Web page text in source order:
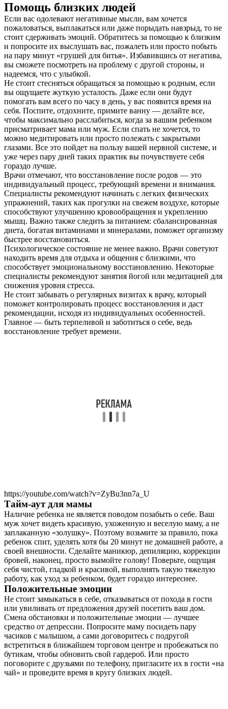
Помощь близких людей
Если вас одолевают негативные мысли, вам хочется
пожаловаться, выплакаться или даже порыдать навзрыд, то не
стоит сдерживать эмоций. Обратитесь за помощью к близким
и попросите их выслушать вас, пожалеть или просто побыть
на пару минут «грушей для битья». Избавившись от негатива,
вы сможете посмотреть на проблему с другой стороны, и
надеемся, что с улыбкой.
Не стоит стесняться обращаться за помощью к родным, если
вы ощущаете жуткую усталость. Даже если они будут
помогать вам всего по часу в день, у вас появится время на
себя. Поспите, отдохните, примите ванну — делайте все,
чтобы максимально расслабиться, когда за вашим ребенком
присматривает мама или муж. Если спать не хочется, то
можно медитировать или просто полежать с закрытыми
глазами. Все это пойдет на пользу вашей нервной системе, и
уже через пару дней таких практик вы почувствуете себя
гораздо лучше.
Врачи отмечают, что восстановление после родов — это
индивидуальный процесс, требующий времени и внимания.
Специалисты рекомендуют начинать с легких физических
упражнений, таких как прогулки на свежем воздухе, которые
способствуют улучшению кровообращения и укреплению
мышц. Важно также следить за питанием: сбалансированная
диета, богатая витаминами и минералами, поможет организму
быстрее восстановиться.
Психологическое состояние не менее важно. Врачи советуют
находить время для отдыха и общения с близкими, что
способствует эмоциональному восстановлению. Некоторые
специалисты рекомендуют занятия йогой или медитацией для
снижения уровня стресса.
Не стоит забывать о регулярных визитах к врачу, который
поможет контролировать процесс восстановления и даст
рекомендации, исходя из индивидуальных особенностей.
Главное — быть терпеливой и заботиться о себе, ведь
восстановление требует времени.
https://youtube.com/watch?v=ZyBu3nn7a_U
Тайм-аут для мамы
Наличие ребенка не является поводом позабыть о себе. Ваш
муж хочет видеть красивую, ухоженную и веселую маму, а не
заплаканную «золушку». Поэтому возьмите за правило, пока
ребенок спит, уделять хотя бы 20 минут не домашней работе, а
своей внешности. Сделайте маникюр, депиляцию, коррекции
бровей, наконец, просто вымойте голову! Поверьте, ощущая
себя чистой, гладкой и красивой, выполнять такую тяжелую
работу, как уход за ребенком, будет гораздо интереснее.
Положительные эмоции
Не стоит замыкаться в себе, отказываться от похода в гости
или увиливать от предложения друзей посетить ваш дом.
Смена обстановки и положительные эмоции — лучшее
средство от депрессии. Попросите маму посидеть пару
часиков с малышом, а сами договоритесь с подругой
встретиться в ближайшем торговом центре и пробежаться по
бутикам, чтобы обновить свой гардероб. Или просто
поговорите с друзьями по телефону, пригласите их в гости «на
чай» и проведите время в кругу близких людей.